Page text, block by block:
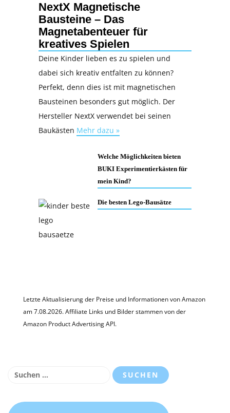
NextX Magnetische
Bausteine – Das
Magnetabenteuer für
kreatives Spielen
Deine Kinder lieben es zu spielen und
dabei sich kreativ entfalten zu können?
Perfekt, denn dies ist mit magnetischen
Bausteinen besonders gut möglich. Der
Hersteller NextX verwendet bei seinen
Baukästen Mehr dazu »
Welche Möglichkeiten bieten
BUKI Experimentierkästen für
mein Kind?
Die besten Lego-Bausätze
Letzte Aktualisierung der Preise und Informationen von Amazon
am 7.08.2026. Affiliate Links und Bilder stammen von der
Amazon Product Advertising API.
Suchen